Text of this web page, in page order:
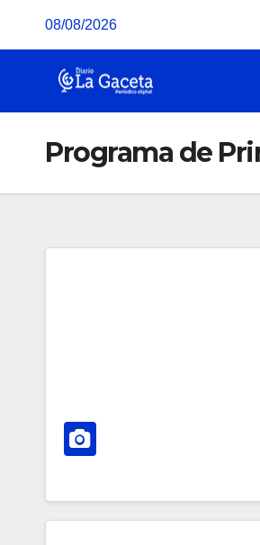
08/08/2026
Programa de